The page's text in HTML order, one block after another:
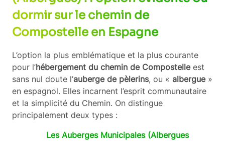
dormir sur le chemin de
Compostelle en Espagne
L’option la plus emblématique et la plus courante
pour l’hébergement du chemin de Compostelleest
sans nul doute l’auberge de pèlerins, ou « albergue»
en espagnol. Elles incarnent l’esprit communautaire
et la simplicité du Chemin. On distingue
principalement deux types :
Les Auberges Municipales (Albergues